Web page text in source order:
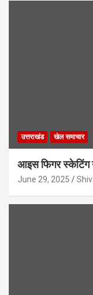
उत्तराखंड खेल समाचार
आइस फिगर स्केटिंग
June 29, 2025